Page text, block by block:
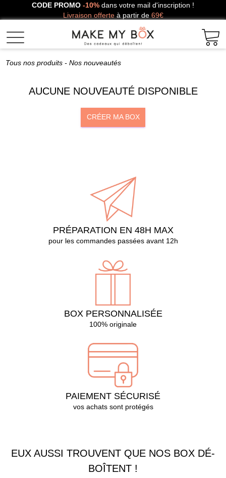
CODE PROMO -10% dans votre mail d'inscription !
Livraison offerteà partir de69€
Tous nos produits - Nos nouveautés
AUCUNE NOUVEAUTÉ DISPONIBLE
CRÉER MA BOX
PRÉPARATION EN 48H MAX
pour les commandes passées avant 12h
BOX PERSONNALISÉE
100% originale
PAIEMENT SÉCURISÉ
vos achats sont protégés
EUX AUSSI TROUVENT QUE NOS BOX DÉ-
BOÎTENT !